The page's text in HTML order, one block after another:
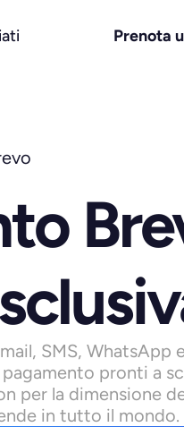
Prenota
SMS, WhatsApp
pronti a
per la dimensione
in tutto il mondo.